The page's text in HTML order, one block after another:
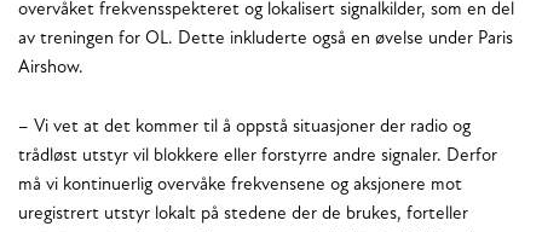
overvåket frekvensspekteret og lokalisert signalkilder, som en del
av treningen for OL. Dette inkluderte også en øvelse under Paris
Airshow.
– Vi vet at det kommer til å oppstå situasjoner der radio og
trådløst utstyr vil blokkere eller forstyrre andre signaler. Derfor
må vi kontinuerlig overvåke frekvensene og aksjonere mot
uregistrert utstyr lokalt på stedene der de brukes, forteller